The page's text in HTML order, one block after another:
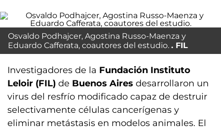
Osvaldo Podhajcer, Agostina Russo-Maenza y
Eduardo Cafferata, coautores del estudio.
FIL
Investigadores de la Fundación Instituto
Leloir (FIL) de Buenos Aires desarrollaron un
virus del resfrío modificado capaz de destruir
selectivamente células cancerígenas y
eliminar metástasis en modelos animales. El